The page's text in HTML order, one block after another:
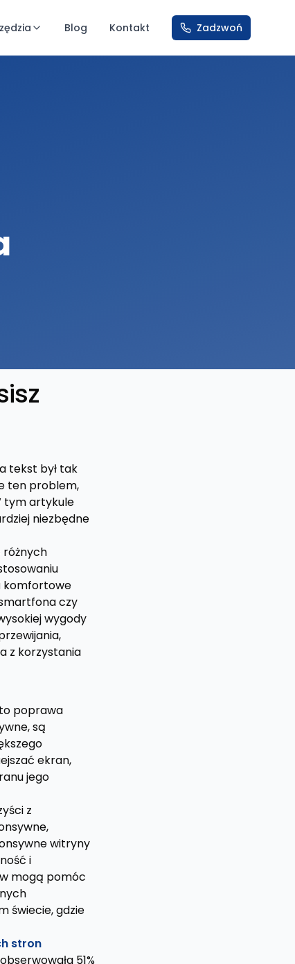
Blog Kontakt Zadzwoń
tekst był tak
ten problem,
tym artykule
niezbędne
różnych
komfortowe
czy
wygody
z korzystania
poprawa
są
ekran,
jego
z
witryny
i
mogą pomóc
świecie, gdzie
stron
51%